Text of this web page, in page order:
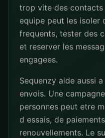
trop vite des contacts
equipe peut les isoler
frequents, tester des
et reserver les
engagees.
Sequenzy aide aussi
envois. Une
personnes peut etre
d essais, de
renouvellements. Le